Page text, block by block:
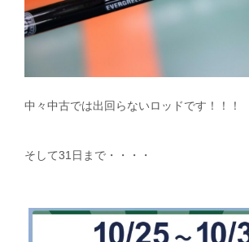
中々中古では出回らないロッドです！！！
そして31日まで・・・・